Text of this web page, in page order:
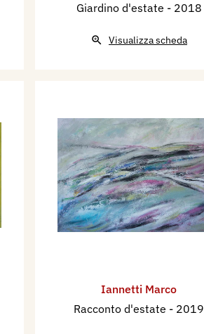
Giardino d'estate - 2018
Visualizza scheda
Iannetti Marco
Racconto d'estate - 2019